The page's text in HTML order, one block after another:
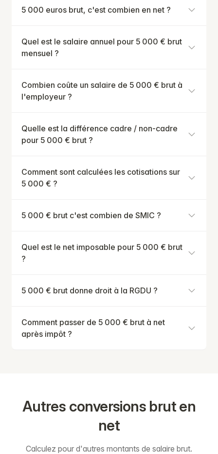
5 000 euros brut, c'est combien en net ?
Quel est le salaire annuel pour 5 000 € brut
mensuel ?
Combien coûte un salaire de 5 000 € brut à
l'employeur ?
Quelle est la différence cadre / non-cadre
pour 5 000 € brut ?
Comment sont calculées les cotisations sur
5 000 € ?
5 000 € brut c'est combien de SMIC ?
Quel est le net imposable pour 5 000 € brut
?
5 000 € brut donne droit à la RGDU ?
Comment passer de 5 000 € brut à net
après impôt ?
Autres conversions brut en
net
Calculez pour d'autres montants de salaire brut.